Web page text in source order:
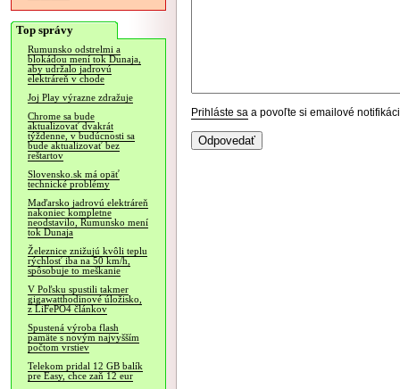
Top správy
Rumunsko odstrelmi a
blokádou mení tok Dunaja,
aby udržalo jadrovú
elektráreň v chode
Joj Play výrazne zdražuje
Chrome sa bude
aktualizovať dvakrát
týždenne, v budúcnosti sa
bude aktualizovať bez
reštartov
Slovensko.sk má opäť
technické problémy
Maďarsko jadrovú elektráreň
nakoniec kompletne
neodstavilo, Rumunsko mení
tok Dunaja
Železnice znižujú kvôli teplu
rýchlosť iba na 50 km/h,
spôsobuje to meškanie
V Poľsku spustili takmer
gigawatthodinové úložisko,
z LiFePO4 článkov
Spustená výroba flash
pamäte s novým najvyšším
počtom vrstiev
Telekom pridal 12 GB balík
pre Easy, chce zaň 12 eur
Prihláste sa a povoľte si emailové